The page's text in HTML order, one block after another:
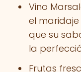
Vino
el
que su
la
Frutas